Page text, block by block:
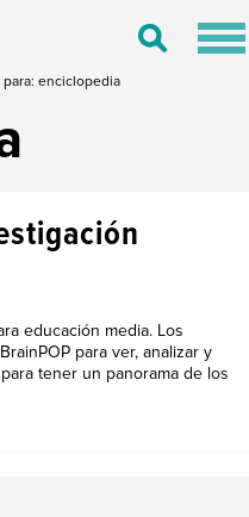
Toggle
enciclopedia
educación media. Los
para ver, analizar y
tener un panorama de los